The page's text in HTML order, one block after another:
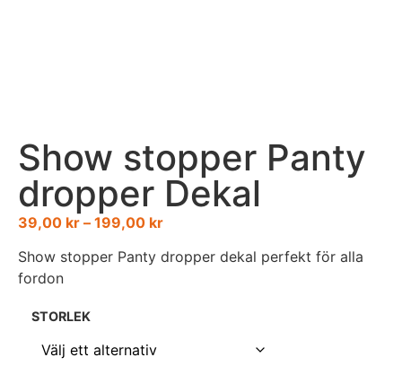
Show stopper Panty
dropper Dekal
39,00 kr – 199,00 kr
Show stopper Panty dropper dekal perfekt för alla
fordon
STORLEK